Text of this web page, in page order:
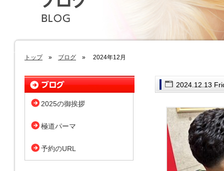
トップ» ブログ » 2024年12月
2024.12.13
2025の御挨拶
極道パーマ
予約のURL